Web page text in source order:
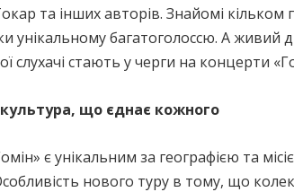
та інших авторів. Знайомі кільком
багатоголоссю. А живий
стають у черги на концерти
що єднає кожного
є унікальним за географією та
нового туру в тому, що